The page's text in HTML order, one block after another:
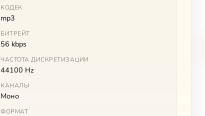
КОДЕК
mp3
БИТРЕЙТ
56 kbps
ЧАСТОТА ДИСКРЕТИЗАЦИИ
44100 Hz
КАНАЛЫ
Моно
ФОРМАТ